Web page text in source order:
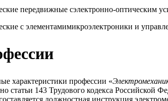
передвижные сэлектронно-оптическим
с элементамимикроэлектроники и
характеристики профессии «
статьи 143 Трудового кодекса
должностная инструкция